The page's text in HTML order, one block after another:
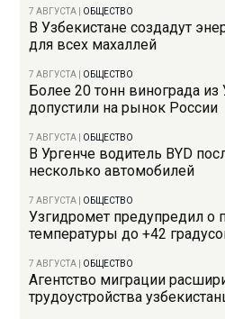
7 АВГУСТА ОБЩЕСТВО
В Узбекистане создадут
для всех махаллей
7 АВГУСТА ОБЩЕСТВО
Более 20 тонн винограда из
допустили на рынок России
7 АВГУСТА ОБЩЕСТВО
В Ургенче водитель BYD
несколько автомобилей
7 АВГУСТА ОБЩЕСТВО
Узгидромет предупредил
температуры до +42
7 АВГУСТА ОБЩЕСТВО
Агентство миграции
трудоустройства